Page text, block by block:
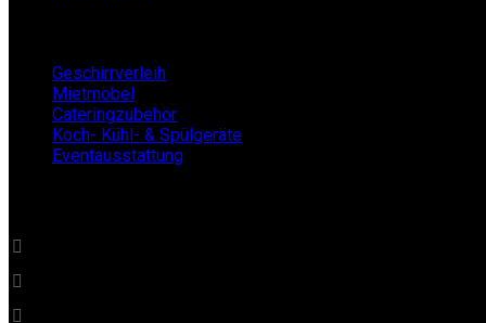
Geschirrverleih
Mietmöbel
Cateringzubehör
Koch- Kühl- & Spülgeräte
Eventausstattung